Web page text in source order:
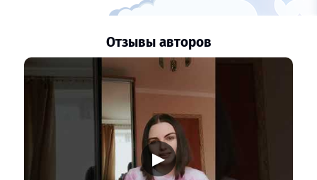
Отзывы авторов
▶